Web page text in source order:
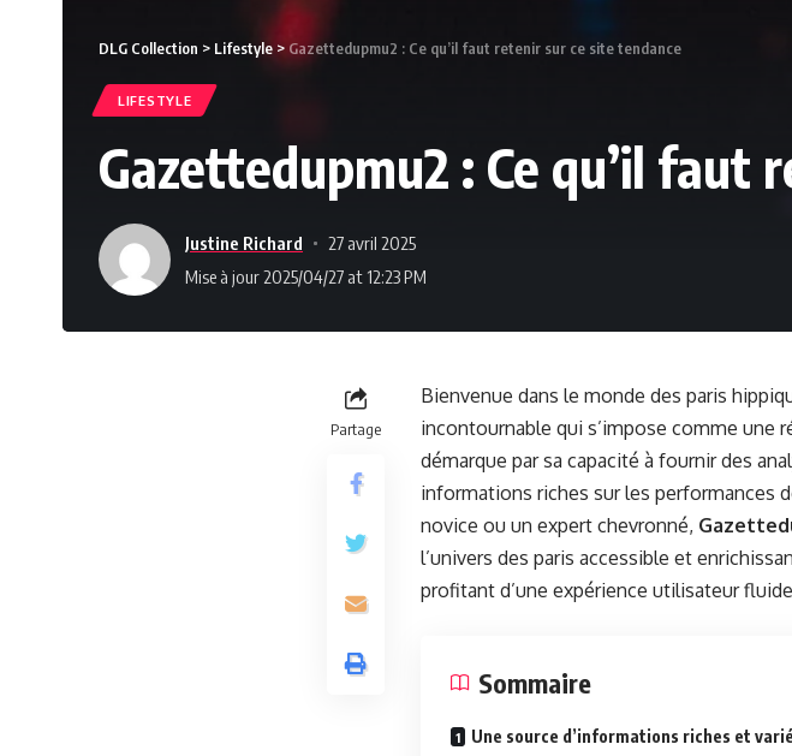
DLG Collection > Lifestyle > Gazettedupmu2 : Ce qu’il faut retenir sur ce site tendance
LIFESTYLE
Gazettedupmu2 : Ce qu’il faut
Justine Richard
27 avril 2025
Mise à jour 2025/04/27 at 12:23 PM
Partage
Bienvenue dans le monde des paris
incontournable qui s’impose comme une
démarque par sa capacité à fournir des
informations riches sur les performances
novice ou un expert chevronné,
l’univers des paris accessible et
profitant d’une expérience utilisateur
Sommaire
Une source d’informations riches et